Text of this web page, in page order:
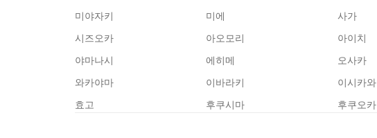
미야자키
미에 사가
시즈오카
아오모리 아이치
야마나시
에히메 오사카
와카야마
이바라키 이시카와
효고
후쿠시마 후쿠오카